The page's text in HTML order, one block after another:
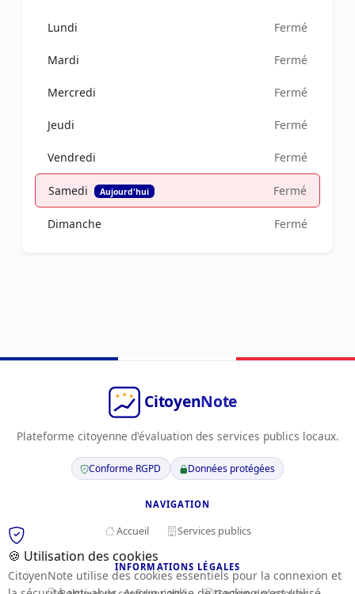
Lundi Fermé
Mardi Fermé
Mercredi Fermé
Jeudi Fermé
Vendredi Fermé
Samedi Aujourd'hui Fermé
Dimanche Fermé
Plateforme citoyenne d'évaluation des services publics locaux.
Conforme RGPD Données protégées
NAVIGATION
Accueil Services publics
INFORMATIONS LÉGALES
🍪 Utilisation des cookies
CitoyenNote utilise des cookies essentiels pour la connexion et